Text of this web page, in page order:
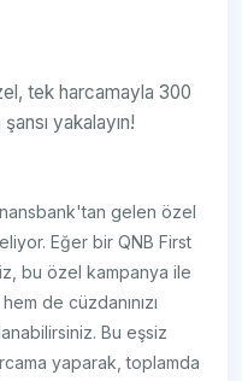
tek harcamayla 300
yakalayın!
gelen özel
Eğer bir QNB First
bu özel kampanya ile
de cüzdanınızı
Bu eşsiz
yaparak, toplamda